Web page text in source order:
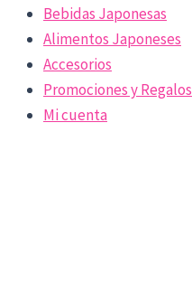
Bebidas Japonesas
Alimentos Japoneses
Accesorios
Promociones y Regalos
Mi cuenta